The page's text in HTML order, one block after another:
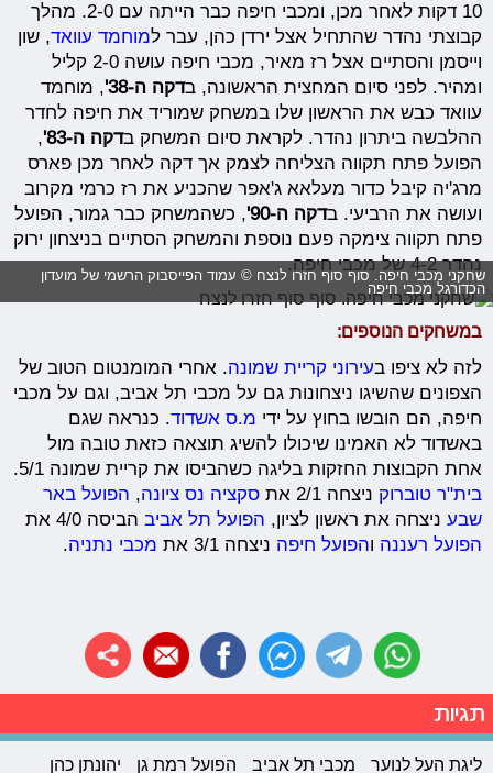
10 דקות לאחר מכן, ומכבי חיפה כבר הייתה עם 2-0. מהלך
קבוצתי נהדר שהתחיל אצל ירדן כהן, עבר למוחמד עוואד, שון
וייסמן והסתיים אצל רז מאיר, מכבי חיפה עושה 2-0 קליל
ומהיר. לפני סיום המחצית הראשונה, בדקה ה-38'
, מוחמד
עוואד כבש את הראשון שלו במשחק שמוריד את חיפה לחדר
ההלבשה ביתרון נהדר. לקראת סיום המשחק בדקה ה-83'
,
הפועל פתח תקווה הצליחה לצמק אך דקה לאחר מכן פארס
מרג'יה קיבל כדור מעלאא ג'אפר שהכניע את רז כרמי מקרוב
ועושה את הרביעי. בדקה ה-90'
, כשהמשחק כבר גמור, הפועל
פתח תקווה צימקה פעם נוספת והמשחק הסתיים בניצחון ירוק
נהדר 4-2 של מכבי חיפה.
שחקני מכבי חיפה. סוף סוף חזרו לנצח © עמוד הפייסבוק הרשמי של מועדון
הכדורגל מכבי חיפה
במשחקים הנוספים:
לזה לא ציפו בעירוני קריית שמונה. אחרי המומנטום הטוב של
הצפונים שהשיגו ניצחונות גם על מכבי תל אביב, וגם על מכבי
חיפה, הם הובשו בחוץ על ידי מ.ס אשדוד. כנראה שגם
באשדוד לא האמינו שיכולו להשיג תוצאה כזאת טובה מול
אחת הקבוצות החזקות בליגה כשהביסו את קריית שמונה 5/1.
בית"ר טוברוק ניצחה 2/1 את סקציה נס ציונה, הפועל באר
שבע ניצחה את ראשון לציון, הפועל תל אביב הביסה 4/0 את
הפועל רעננה והפועל חיפה ניצחה 3/1 את מכבי נתניה.
תגיות
ליגת העל לנוער מכבי תל אביב הפועל רמת גן יהונתן כהן